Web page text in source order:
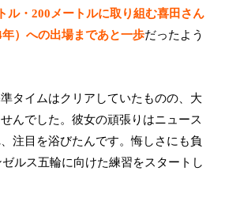
ル・200メートルに取り組む喜田さん
）への出場まであと一歩だったよう
タイムはクリアしていたものの、大
んでした。彼女の頑張りはニュース
注目を浴びたんです。悔しさにも負
ルス五輪に向けた練習をスタートし